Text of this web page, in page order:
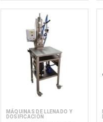
para garantizar un envasado
FoodTechProcess se destaca
MÁQUINAS DE LLENADO Y
DOSIFICACIÓN